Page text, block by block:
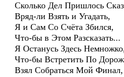
Сколько Дел Пришлось
Вряд-ли Взять и Угадать,
Я и Сам Со Счёта Збился,
Что-бы в Этом Разсказать...
Я Останусь Здесь
Что-бы Встретить По
Взял Собраться Мой Финал,